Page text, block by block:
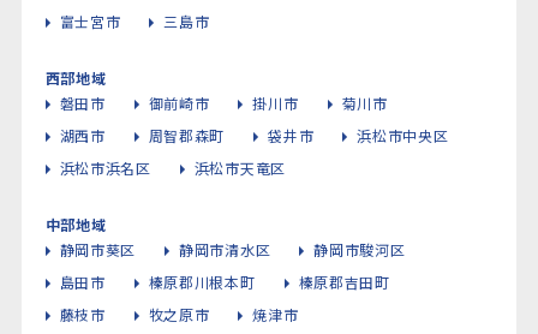
富士宮市
三島市
西部地域
磐田市
御前崎市 掛川市
菊川市
湖西市
周智郡森町 袋井市
浜松市中央区
浜松市浜名区
浜松市天竜区
中部地域
静岡市葵区
静岡市清水区
静岡市駿河区
島田市
榛原郡川根本町
榛原郡吉田町
藤枝市
牧之原市 焼津市